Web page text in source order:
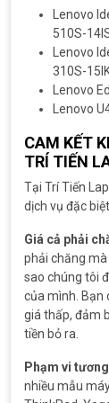
Lenovo
510S-
Lenovo
310S-
Lenovo
Lenovo
CAM KẾT
TRÍ TIẾN
Tại Trí Tiến
dịch vụ đặc
Giá cả phải
phải chăng
sao chúng tôi
của mình. Bạn
giá thấp, đảm
tiền bỏ ra.
Phạm vi
nhiều mẫu